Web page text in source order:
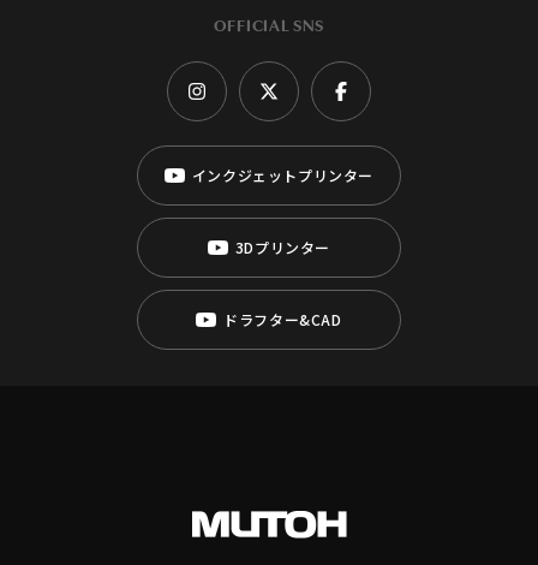
OFFICIAL SNS
インクジェットプリンター
3Dプリンター
ドラフター&CAD